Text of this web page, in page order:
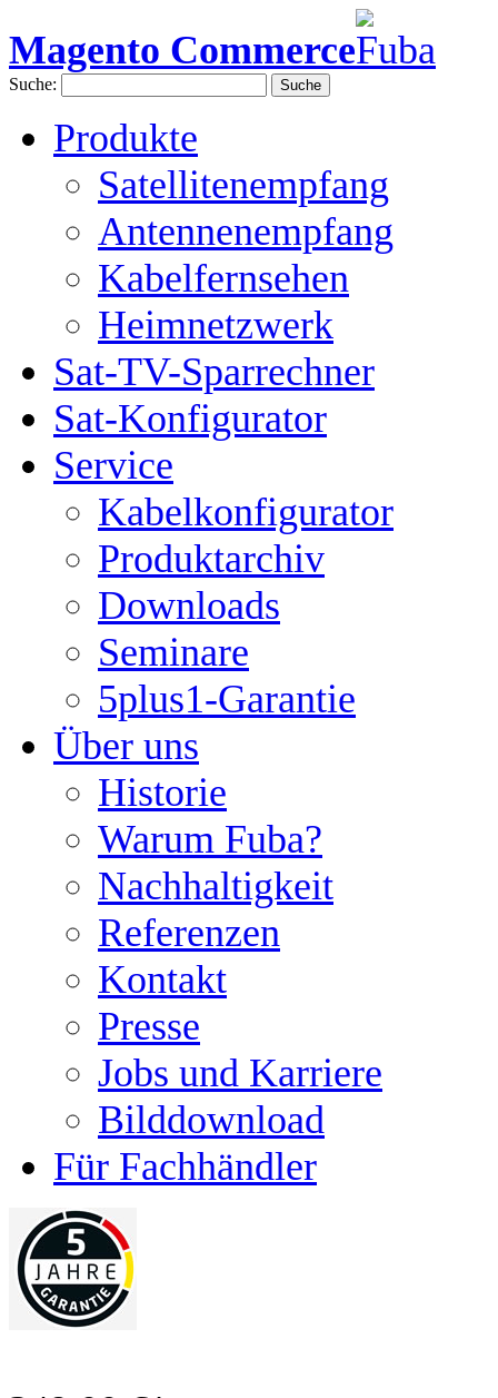
Magento Commerce
Suche: Suche
Produkte
Satellitenempfang
Antennenempfang
Kabelfernsehen
Heimnetzwerk
Sat-TV-Sparrechner
Sat-Konfigurator
Service
Kabelkonfigurator
Produktarchiv
Downloads
Seminare
5plus1-Garantie
Über uns
Historie
Warum Fuba?
Nachhaltigkeit
Referenzen
Kontakt
Presse
Jobs und Karriere
Bilddownload
Für Fachhändler